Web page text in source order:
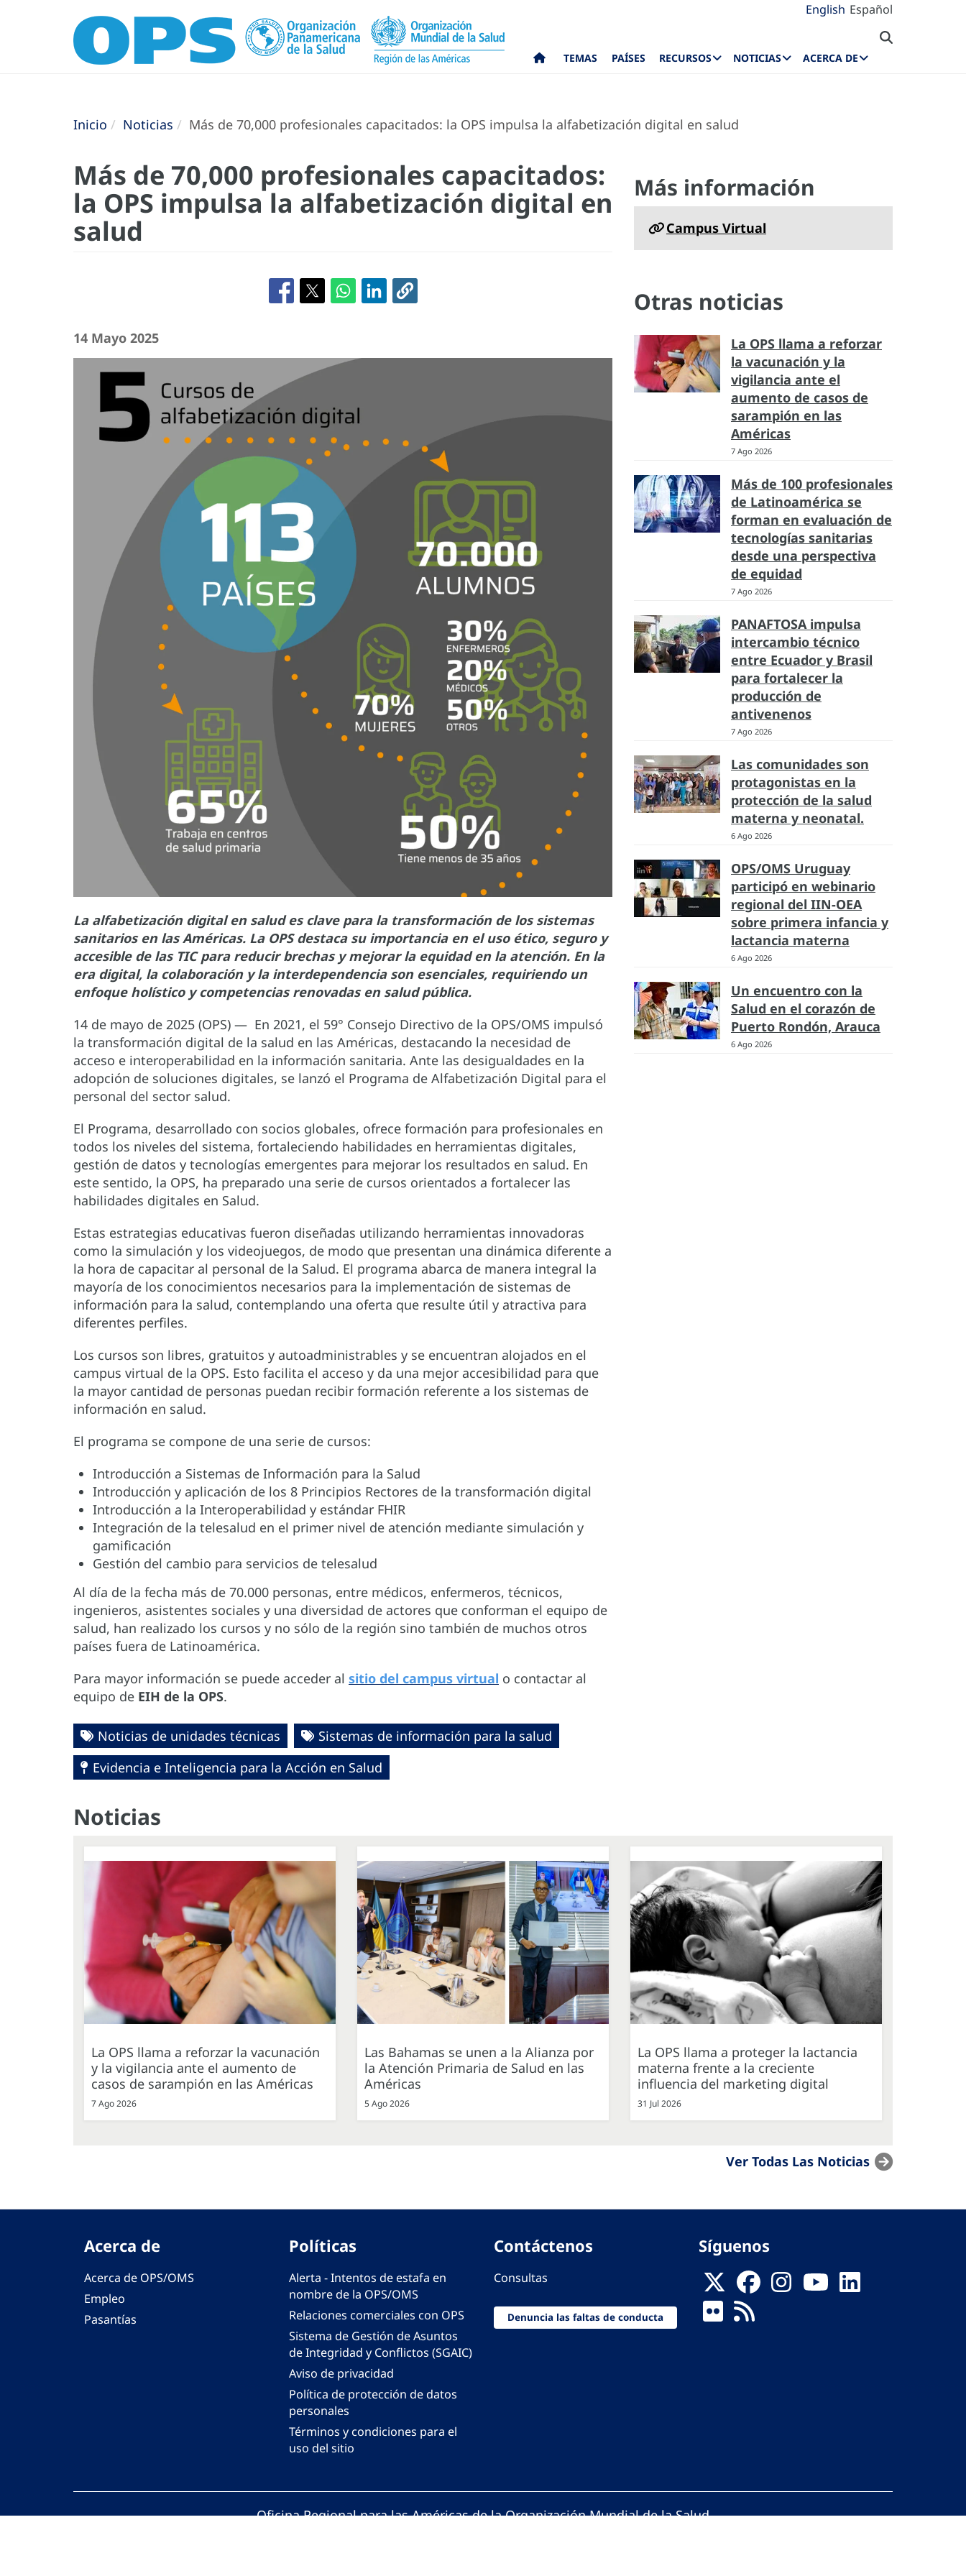
English Español
TEMAS PAÍSES RECURSOS NOTICIAS ACERCA DE
Inicio Noticias Más de 70,000 profesionales capacitados: la OPS impulsa la alfabetización digital en salud
Más de 70,000 profesionales capacitados:
la OPS impulsa la alfabetización digital en
salud
14 Mayo 2025
La alfabetización digital en salud es clave para la transformación de los sistemas
sanitarios en las Américas. La OPS destaca su importancia en el uso ético, seguro y
accesible de las TIC para reducir brechas y mejorar la equidad en la atención. En la
era digital, la colaboración y la interdependencia son esenciales, requiriendo un
enfoque holístico y competencias renovadas en salud pública.
14 de mayo de 2025 (OPS) — En 2021, el 59° Consejo Directivo de la OPS/OMS impulsó
la transformación digital de la salud en las Américas, destacando la necesidad de
acceso e interoperabilidad en la información sanitaria. Ante las desigualdades en la
adopción de soluciones digitales, se lanzó el Programa de Alfabetización Digital para el
personal del sector salud.
El Programa, desarrollado con socios globales, ofrece formación para profesionales en
todos los niveles del sistema, fortaleciendo habilidades en herramientas digitales,
gestión de datos y tecnologías emergentes para mejorar los resultados en salud. En
este sentido, la OPS, ha preparado una serie de cursos orientados a fortalecer las
habilidades digitales en Salud.
Estas estrategias educativas fueron diseñadas utilizando herramientas innovadoras
como la simulación y los videojuegos, de modo que presentan una dinámica diferente a
la hora de capacitar al personal de la Salud. El programa abarca de manera integral la
mayoría de los conocimientos necesarios para la implementación de sistemas de
información para la salud, contemplando una oferta que resulte útil y atractiva para
diferentes perfiles.
Los cursos son libres, gratuitos y autoadministrables y se encuentran alojados en el
campus virtual de la OPS. Esto facilita el acceso y da una mejor accesibilidad para que
la mayor cantidad de personas puedan recibir formación referente a los sistemas de
información en salud.
El programa se compone de una serie de cursos:
Introducción a Sistemas de Información para la Salud
Introducción y aplicación de los 8 Principios Rectores de la transformación digital
Introducción a la Interoperabilidad y estándar FHIR
Integración de la telesalud en el primer nivel de atención mediante simulación y
gamificación
Gestión del cambio para servicios de telesalud
Al día de la fecha más de 70.000 personas, entre médicos, enfermeros, técnicos,
ingenieros, asistentes sociales y una diversidad de actores que conforman el equipo de
salud, han realizado los cursos y no sólo de la región sino también de muchos otros
países fuera de Latinoamérica.
Para mayor información se puede acceder al sitio del campus virtual o contactar al
equipo de EIH de la OPS.
Noticias de unidades técnicas
Sistemas de información para la salud
Evidencia e Inteligencia para la Acción en Salud
Más información
Campus Virtual
Otras noticias
La OPS llama a reforzar
la vacunación y la
vigilancia ante el
aumento de casos de
sarampión en las
Américas
7 Ago 2026
Más de 100 profesionales
de Latinoamérica se
forman en evaluación de
tecnologías sanitarias
desde una perspectiva
de equidad
7 Ago 2026
PANAFTOSA impulsa
intercambio técnico
entre Ecuador y Brasil
para fortalecer la
producción de
antivenenos
7 Ago 2026
Las comunidades son
protagonistas en la
protección de la salud
materna y neonatal.
6 Ago 2026
OPS/OMS Uruguay
participó en webinario
regional del IIN-OEA
sobre primera infancia y
lactancia materna
6 Ago 2026
Un encuentro con la
Salud en el corazón de
Puerto Rondón, Arauca
6 Ago 2026
Noticias
La OPS llama a reforzar la vacunación
y la vigilancia ante el aumento de
casos de sarampión en las Américas
7 Ago 2026
Las Bahamas se unen a la Alianza por
la Atención Primaria de Salud en las
Américas
5 Ago 2026
La OPS llama a proteger la lactancia
materna frente a la creciente
influencia del marketing digital
31 Jul 2026
Ver Todas Las Noticias
Acerca de
Acerca de OPS/OMS
Empleo
Pasantías
Políticas
Alerta - Intentos de estafa en
nombre de la OPS/OMS
Relaciones comerciales con OPS
Sistema de Gestión de Asuntos
de Integridad y Conflictos (SGAIC)
Aviso de privacidad
Política de protección de datos
personales
Términos y condiciones para el
uso del sitio
Contáctenos
Consultas
Denuncia las faltas de conducta
Síguenos
Oficina Regional para las Américas de la Organización Mundial de la Salud